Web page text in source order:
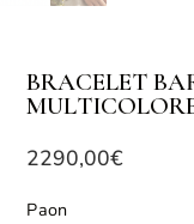
BRACELET
2290,00€
Paon